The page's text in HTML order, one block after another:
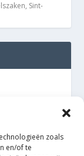
zoals
en/of te
, Sint-